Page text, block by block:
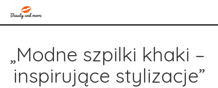
„Modne szpilki khaki –
inspirujące stylizacje”